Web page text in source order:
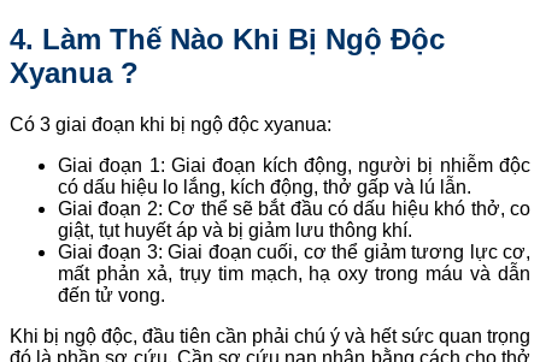
4. Làm Thế Nào Khi Bị Ngộ Độc
Xyanua ?
Có 3 giai đoạn khi bị ngộ độc xyanua:
Giai đoạn 1: Giai đoạn kích động, người bị nhiễm độc
có dấu hiệu lo lắng, kích động, thở gấp và lú lẫn.
Giai đoạn 2: Cơ thể sẽ bắt đầu có dấu hiệu khó thở, co
giật, tụt huyết áp và bị giảm lưu thông khí.
Giai đoạn 3: Giai đoạn cuối, cơ thể giảm tương lực cơ,
mất phản xả, trụy tim mạch, hạ oxy trong máu và dẫn
đến tử vong.
Khi bị ngộ độc, đầu tiên cần phải chú ý và hết sức quan trọng